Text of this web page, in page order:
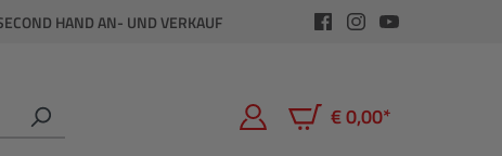
HAND AN- UND VERKAUF
€ 0,00*
Warenkorb enthält 0